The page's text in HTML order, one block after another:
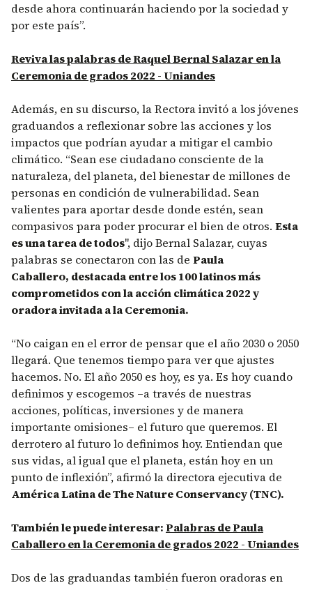
desde ahora continuarán haciendo por la sociedad y
por este país”.
Reviva las palabras de Raquel Bernal Salazar en la
Ceremonia de grados 2022 - Uniandes
Además, en su discurso, la Rectora invitó a los jóvenes
graduandos a reflexionar sobre las acciones y los
impactos que podrían ayudar a mitigar el cambio
climático. “Sean ese ciudadano consciente de la
naturaleza, del planeta, del bienestar de millones de
personas en condición de vulnerabilidad. Sean
valientes para aportar desde donde estén, sean
compasivos para poder procurar el bien de otros. Esta
es una tarea de todos", dijo Bernal Salazar, cuyas
palabras se conectaron con las de Paula
Caballero, destacada entre los 100 latinos más
comprometidos con la acción climática 2022 y
oradora invitada a la Ceremonia.
“No caigan en el error de pensar que el año 2030 o 2050
llegará. Que tenemos tiempo para ver que ajustes
hacemos. No. El año 2050 es hoy, es ya. Es hoy cuando
definimos y escogemos –a través de nuestras
acciones, políticas, inversiones y de manera
importante omisiones– el futuro que queremos. El
derrotero al futuro lo definimos hoy. Entiendan que
sus vidas, al igual que el planeta, están hoy en un
punto de inflexión”, afirmó la directora ejecutiva de
América Latina de The Nature Conservancy (TNC).
También le puede interesar:Palabras de Paula
Caballero en la Ceremonia de grados 2022 - Uniandes
Dos de las graduandas también fueron oradoras en